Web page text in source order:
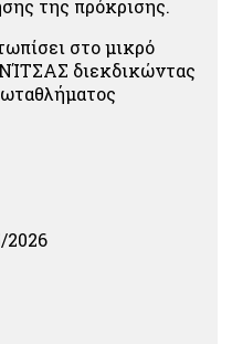
της πρόκρισης.
στο μικρό
διεκδικώντας
2026